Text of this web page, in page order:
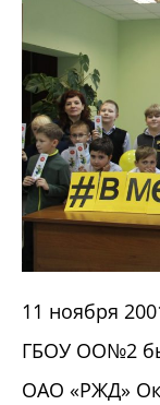
11 ноября
ГБОУ ОО№2
ОАО «РЖД»